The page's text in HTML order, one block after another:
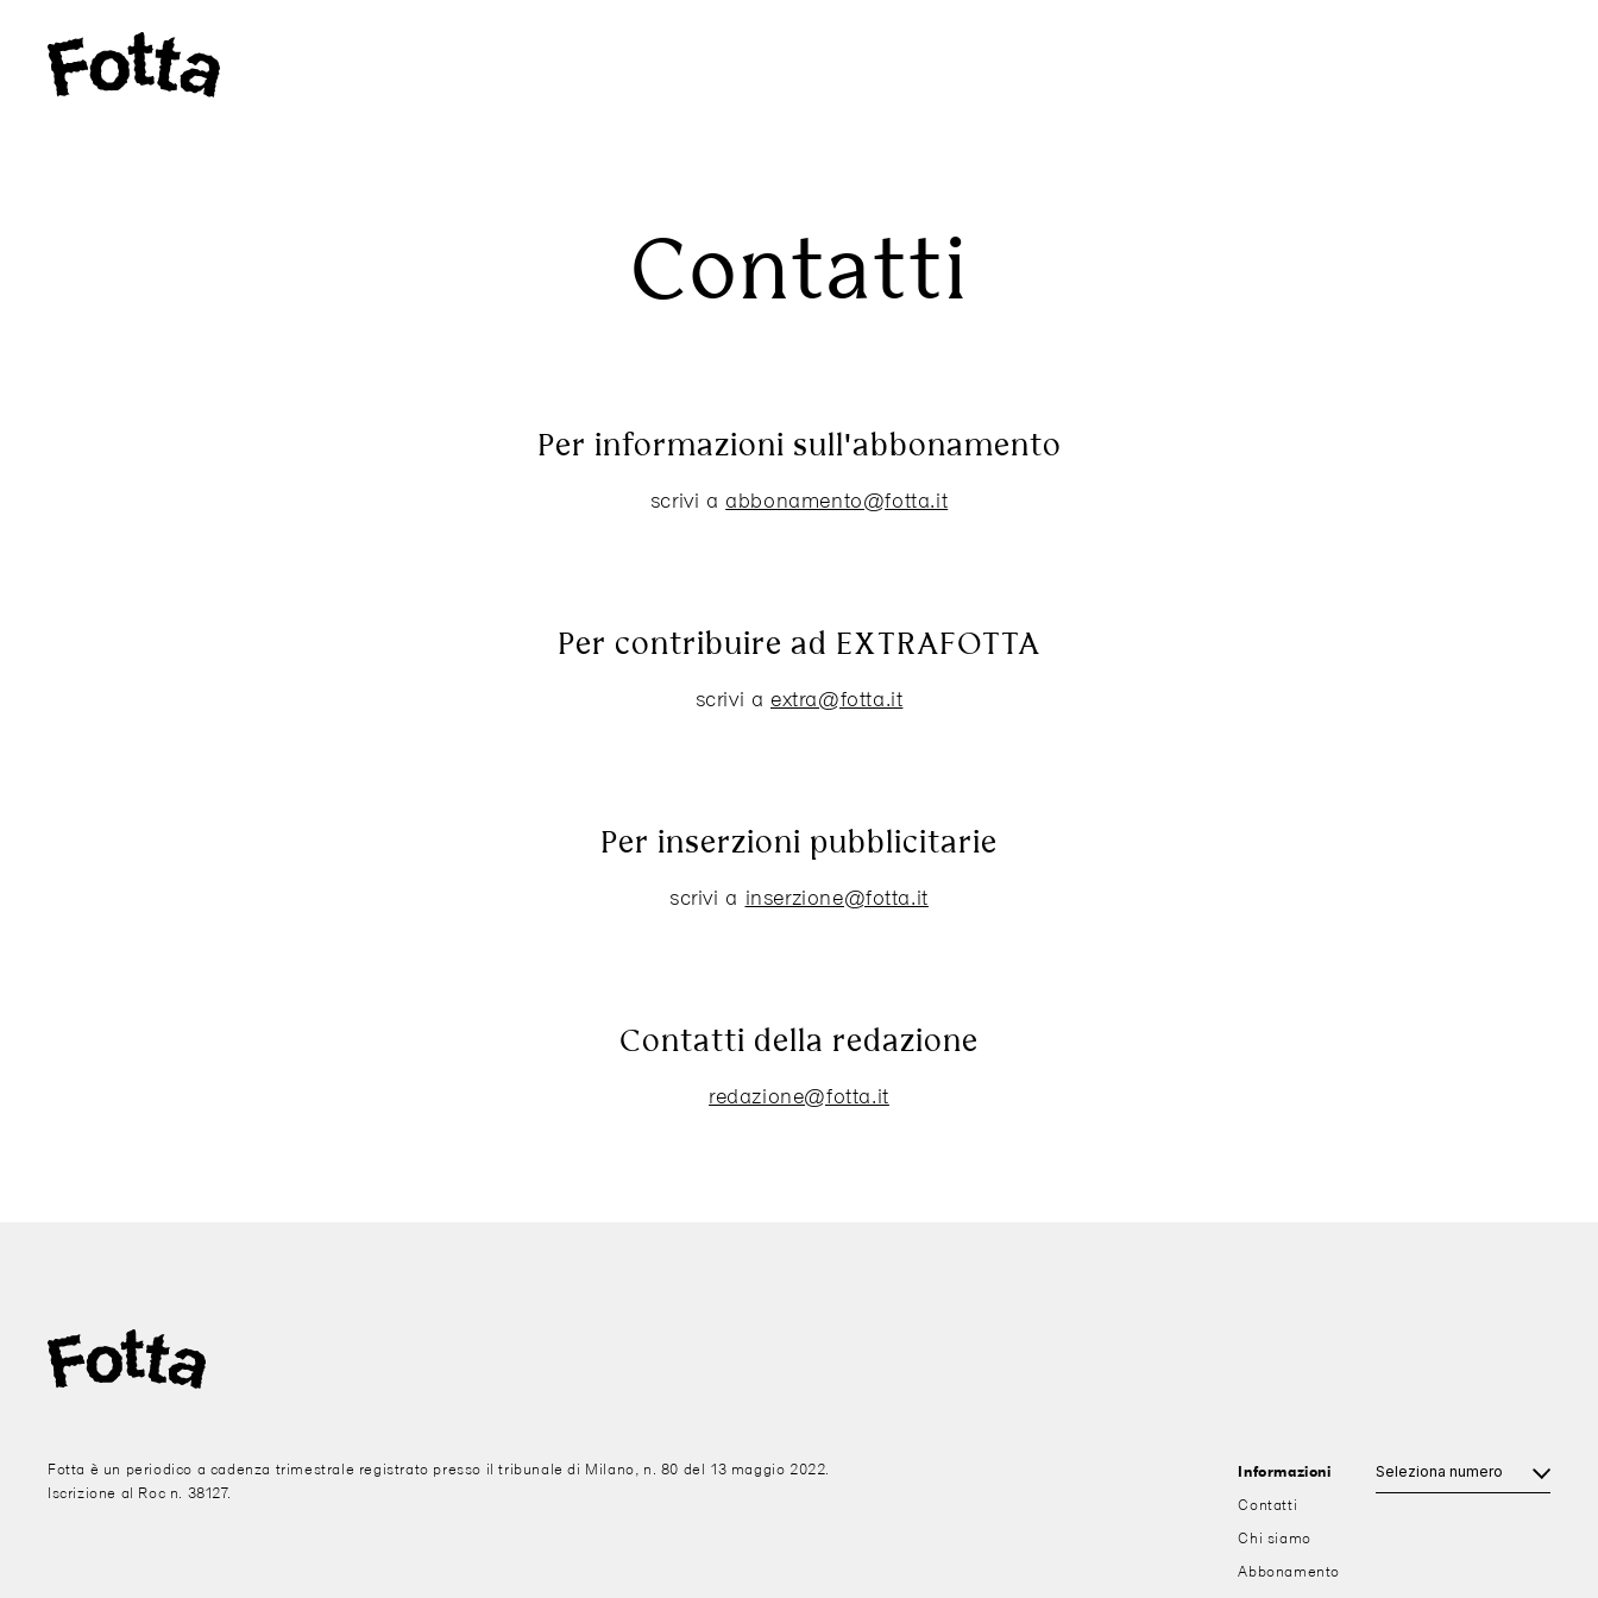
Contatti
Per informazioni sull'abbonamento
scrivi a abbonamento@fotta.it
Per contribuire ad EXTRAFOTTA
scrivi a extra@fotta.it
Per inserzioni pubblicitarie
scrivi a inserzione@fotta.it
Contatti della redazione
redazione@fotta.it
Fotta è un periodico a cadenza trimestrale registrato presso il tribunale di Milano, n. 80 del 13 maggio 2022.
Iscrizione al Roc n. 38127.
Informazioni
Contatti
Chi siamo
Abbonamento